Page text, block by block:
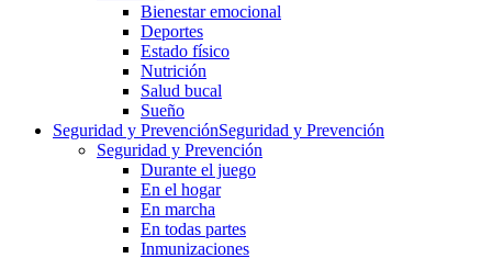
Bienestar emocional
Deportes
Estado físico
Nutrición
Salud bucal
Sueño
Seguridad y PrevenciónSeguridad y Prevención
Seguridad y Prevención
Durante el juego
En el hogar
En marcha
En todas partes
Inmunizaciones